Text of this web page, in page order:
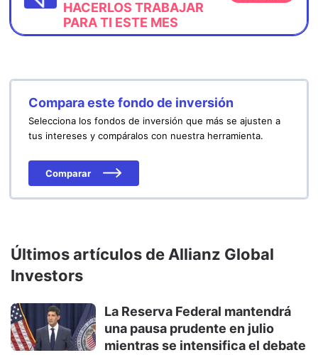
HACERLOS TRABAJAR
PARA TI ESTE MES
Compara este fondo de inversión
Selecciona los fondos de inversión que más se ajusten a
tus intereses y compáralos con nuestra herramienta.
Comparar
Últimos artículos de Allianz Global
Investors
La Reserva Federal mantendrá
una pausa prudente en julio
mientras se intensifica el debate